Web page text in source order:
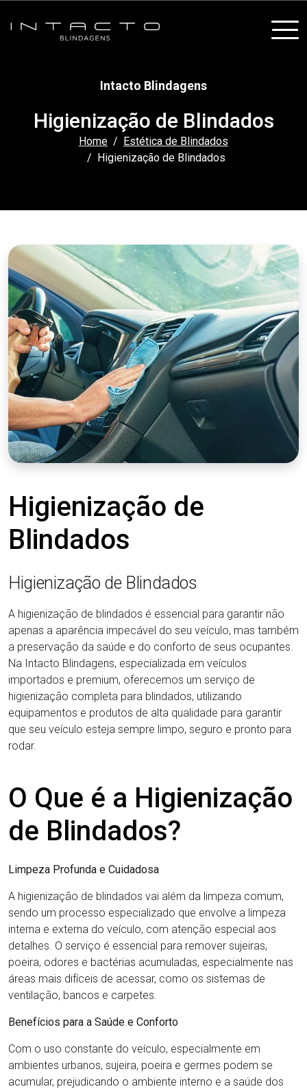
Intacto Blindagens
Higienização de Blindados
Home
Estética de Blindados
Higienização de Blindados
Higienização de
Blindados
Higienização de Blindados
A higienização de blindados é essencial para garantir não
apenas a aparência impecável do seu veículo, mas também
a preservação da saúde e do conforto de seus ocupantes.
Na Intacto Blindagens, especializada em veículos
importados e premium, oferecemos um serviço de
higienização completa para blindados, utilizando
equipamentos e produtos de alta qualidade para garantir
que seu veículo esteja sempre limpo, seguro e pronto para
rodar.
O Que é a Higienização
de Blindados?
Limpeza Profunda e Cuidadosa
A higienização de blindados vai além da limpeza comum,
sendo um processo especializado que envolve a limpeza
interna e externa do veículo, com atenção especial aos
detalhes. O serviço é essencial para remover sujeiras,
poeira, odores e bactérias acumuladas, especialmente nas
áreas mais difíceis de acessar, como os sistemas de
ventilação, bancos e carpetes.
Benefícios para a Saúde e Conforto
Com o uso constante do veículo, especialmente em
ambientes urbanos, sujeira, poeira e germes podem se
acumular, prejudicando o ambiente interno e a saúde dos